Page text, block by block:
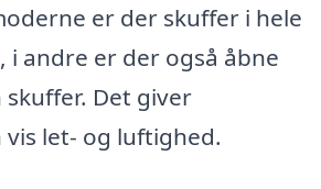
er der skuffer i hele
i andre er der også åbne
Det giver
let- og luftighed.